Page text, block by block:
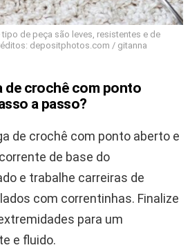
de peça são leves, resistentes e de
depositphotos.com / gitanna
de crochê com ponto
a passo?
de crochê com ponto aberto e
de base do
e trabalhe carreiras de
com correntinhas. Finalize
para um
e fluido.